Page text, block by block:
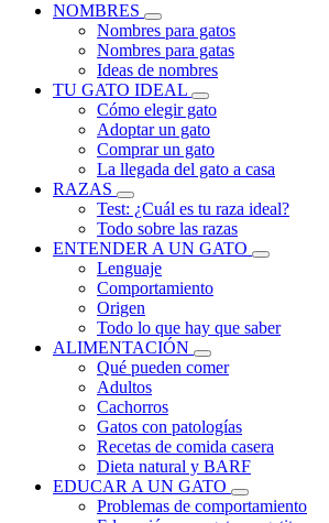
NOMBRES
Nombres para gatos
Nombres para gatas
Ideas de nombres
TU GATO IDEAL
Cómo elegir gato
Adoptar un gato
Comprar un gato
La llegada del gato a casa
RAZAS
Test: ¿Cuál es tu raza ideal?
Todo sobre las razas
ENTENDER A UN GATO
Lenguaje
Comportamiento
Origen
Todo lo que hay que saber
ALIMENTACIÓN
Qué pueden comer
Adultos
Cachorros
Gatos con patologías
Recetas de comida casera
Dieta natural y BARF
EDUCAR A UN GATO
Problemas de comportamiento